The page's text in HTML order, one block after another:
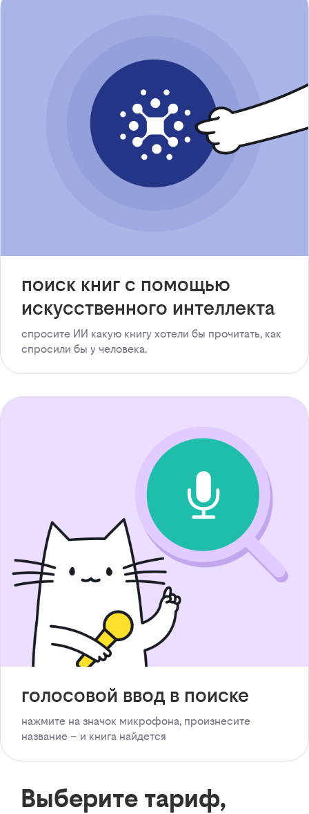
поиск книг с помощью
искусственного интеллекта
спросите ИИ какую книгу хотели бы прочитать, как
спросили бы у человека.
голосовой ввод в поиске
нажмите на значок микрофона, произнесите
название – и книга найдется
Выберите тариф,